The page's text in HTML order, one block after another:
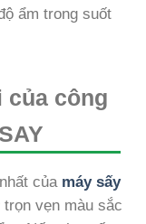
ẩm trong suốt
công
của máy sấy
vẹn màu sắc